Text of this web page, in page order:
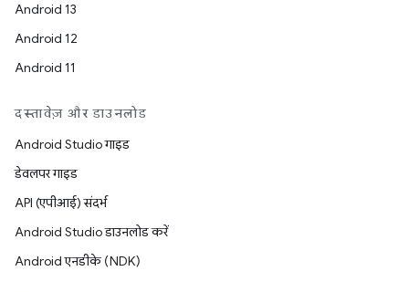
Android 13
Android 12
Android 11
दस्तावेज़ और डाउनलोड
Android Studio गाइड
डेवलपर गाइड
API (एपीआई) संदर्भ
Android Studio डाउनलोड करें
Android एनडीके (NDK)